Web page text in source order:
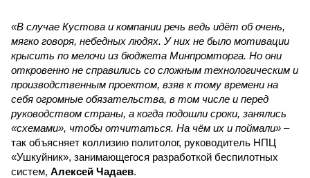
«В случае Кустова и компании речь ведь идёт об очень,
мягко говоря, небедных людях. У них не было мотивации
крысить по мелочи из бюджета Минпромторга. Но они
откровенно не справились со сложным технологическим и
производственным проектом, взяв к тому времени на
себя огромные обязательства, в том числе и перед
руководством страны, а когда подошли сроки, занялись
«схемами», чтобы отчитаться. На чём их и поймали» –
так объясняет коллизию политолог, руководитель НПЦ
«Ушкуйник», занимающегося разработкой беспилотных
систем, Алексей Чадаев.